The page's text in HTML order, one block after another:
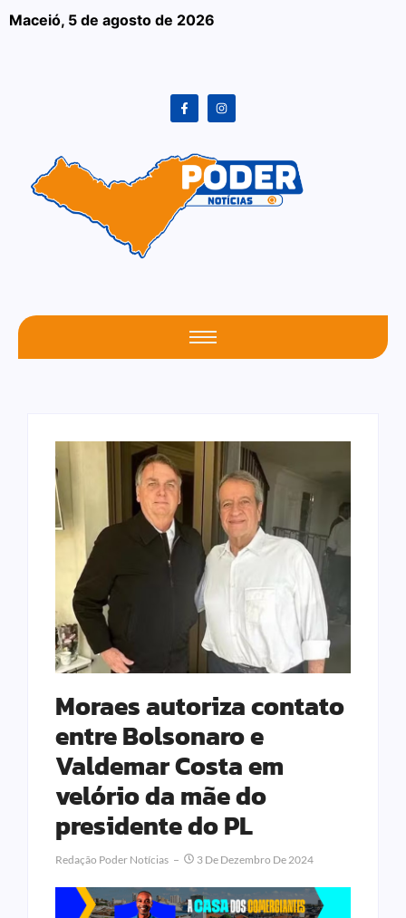
Maceió, 5 de agosto de 2026
Moraes autoriza contato
entre Bolsonaro e
Valdemar Costa em
velório da mãe do
presidente do PL
Redação Poder Notícias 3 De Dezembro De 2024